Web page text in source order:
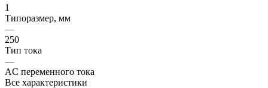
1
Типоразмер, мм
—
250
Тип тока
—
AC переменного тока
Все характеристики